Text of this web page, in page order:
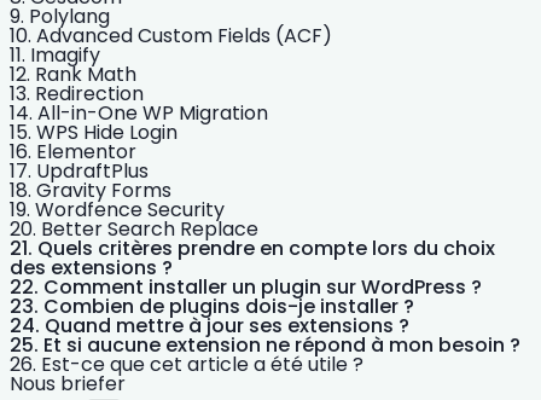
Polylang
Advanced Custom Fields (ACF)
Imagify
Rank Math
Redirection
All-in-One WP Migration
WPS Hide Login
Elementor
UpdraftPlus
Gravity Forms
Wordfence Security
Better Search Replace
Quels critères prendre en compte lors du choix
des extensions ?
Comment installer un plugin sur WordPress ?
Combien de plugins dois-je installer ?
Quand mettre à jour ses extensions ?
Et si aucune extension ne répond à mon besoin ?
Est-ce que cet article a été utile ?
Nous briefer